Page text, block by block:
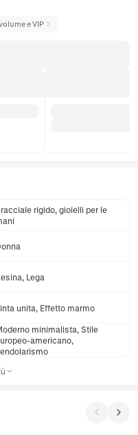
e VIP
rigido, gioielli per le
Lega
unita, Effetto marmo
minimalista, Stile
americano,